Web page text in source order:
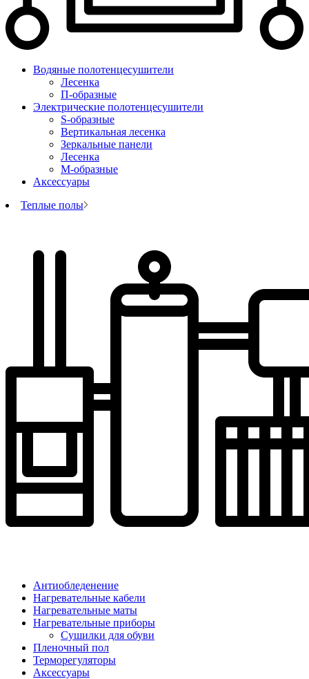
Водяные полотенцесушители
Лесенка
П-образные
Электрические полотенцесушители
S-образные
Вертикальная лесенка
Зеркальные панели
Лесенка
М-образные
Аксессуары
Теплые полы
Антиобледенение
Нагревательные кабели
Нагревательные маты
Нагревательные приборы
Сушилки для обуви
Пленочный пол
Терморегуляторы
Аксессуары